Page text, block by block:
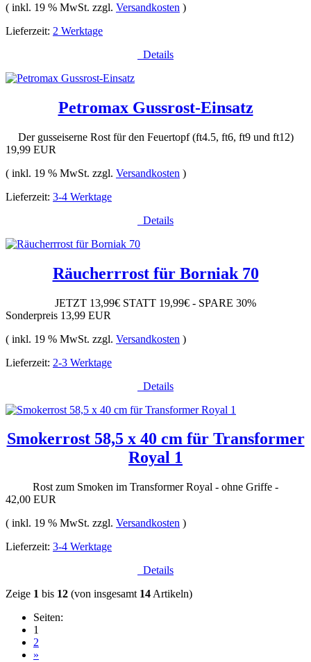
( inkl. 19 % MwSt. zzgl. Versandkosten )
Lieferzeit: 2 Werktage
Details
Petromax Gussrost-Einsatz
Der gusseiserne Rost für den Feuertopf (ft4.5, ft6, ft9 und ft12)
19,99 EUR
( inkl. 19 % MwSt. zzgl. Versandkosten )
Lieferzeit: 3-4 Werktage
Details
Räucherrrost für Borniak 70
JETZT 13,99€ STATT 19,99€ - SPARE 30%
Sonderpreis 13,99 EUR
( inkl. 19 % MwSt. zzgl. Versandkosten )
Lieferzeit: 2-3 Werktage
Details
Smokerrost 58,5 x 40 cm für Transformer
Royal 1
Rost zum Smoken im Transformer Royal - ohne Griffe -
42,00 EUR
( inkl. 19 % MwSt. zzgl. Versandkosten )
Lieferzeit: 3-4 Werktage
Details
Zeige 1 bis 12 (von insgesamt 14 Artikeln)
Seiten:
1
2
»